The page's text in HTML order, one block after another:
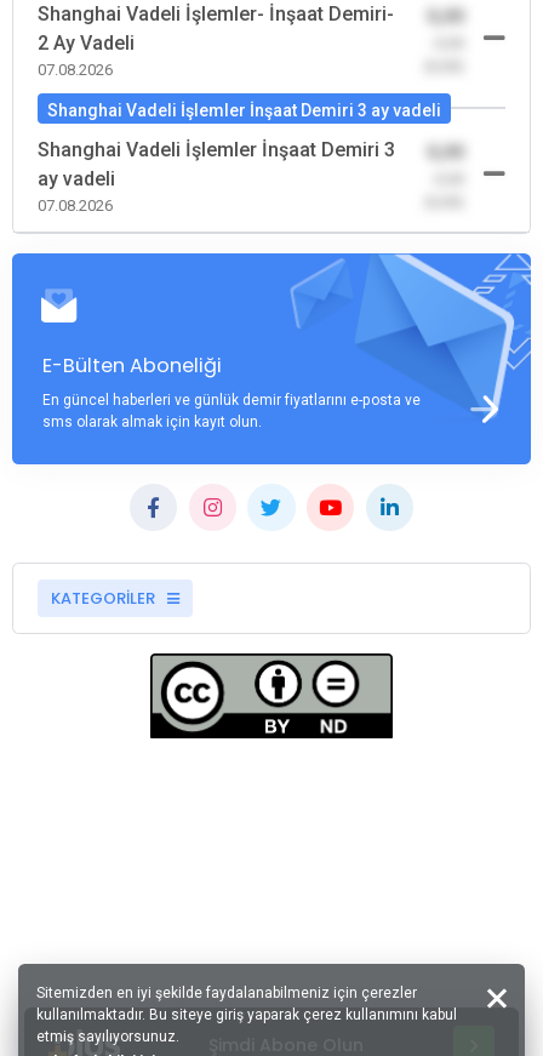
Shanghai Vadeli İşlemler- İnşaat Demiri-
2 Ay Vadeli
07.08.2026
Shanghai Vadeli İşlemler İnşaat Demiri 3 ay vadeli
Shanghai Vadeli İşlemler İnşaat Demiri 3
ay vadeli
07.08.2026
E-Bülten Aboneliği
En güncel haberleri ve günlük demir fiyatlarını e-posta ve
sms olarak almak için kayıt olun.
KATEGORİLER
Sitemizden en iyi şekilde faydalanabilmeniz için çerezler
kullanılmaktadır. Bu siteye giriş yaparak çerez kullanımını kabul
etmiş sayılıyorsunuz.